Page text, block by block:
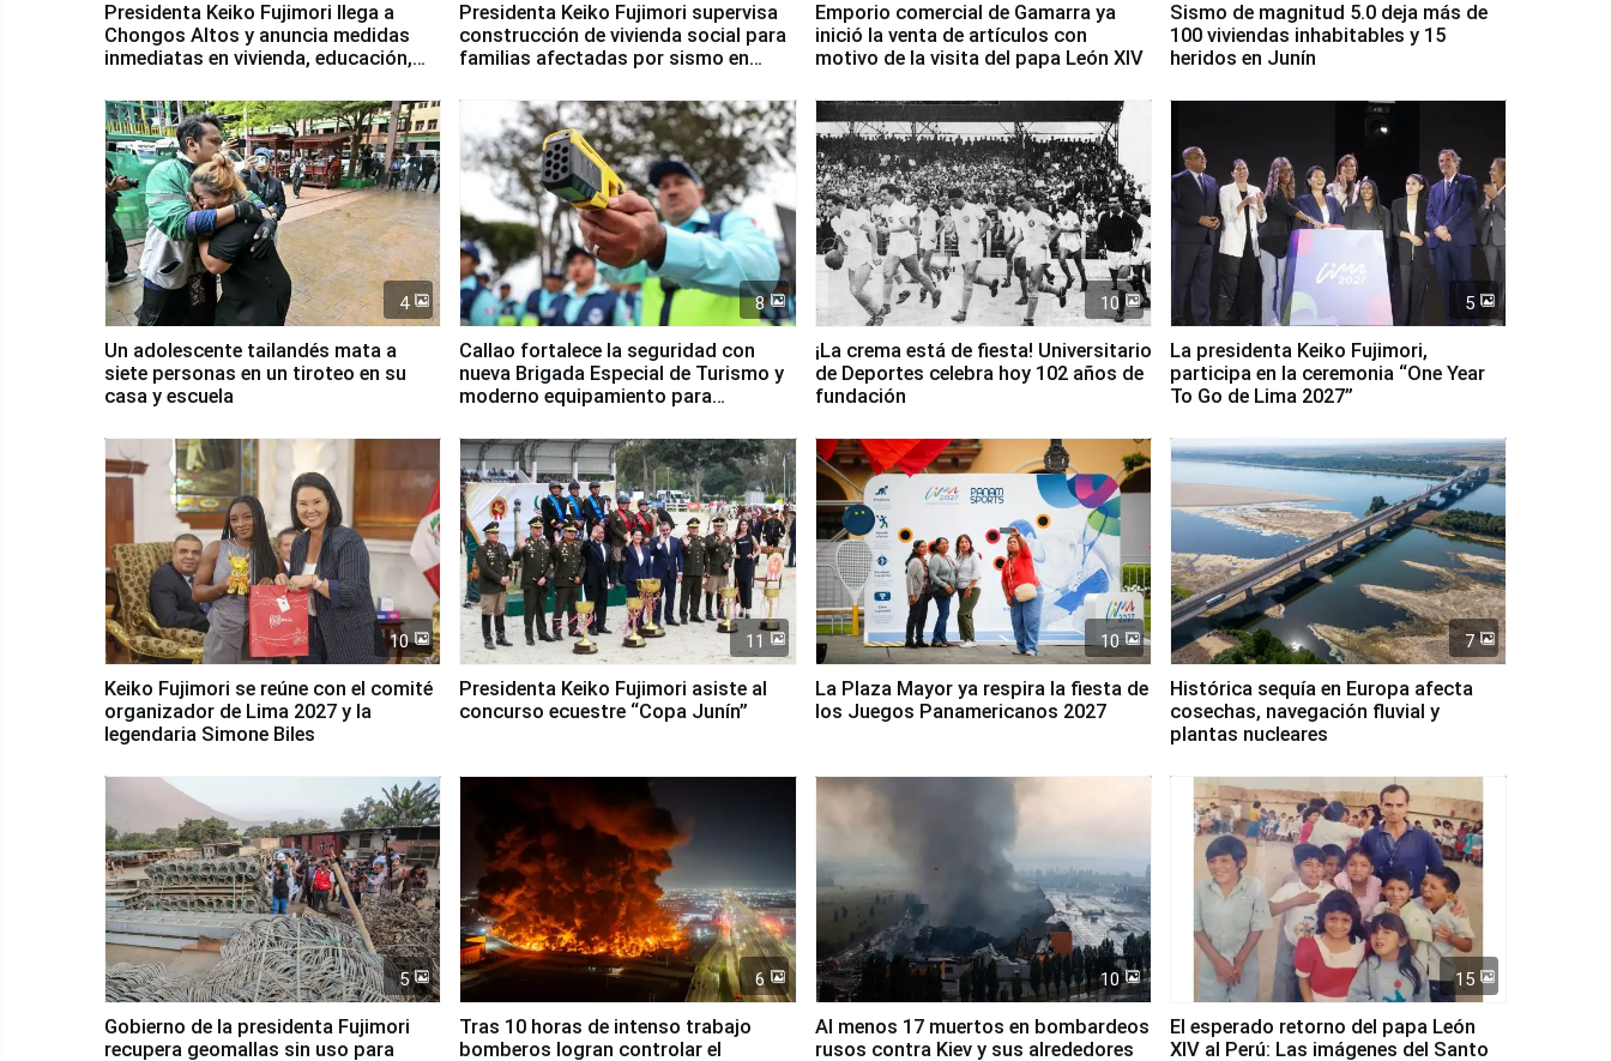
Presidenta Keiko Fujimori llega a
Chongos Altos y anuncia medidas
inmediatas en vivienda, educación,
Presidenta Keiko Fujimori supervisa
construcción de vivienda social para
familias afectadas por sismo en
Emporio comercial de Gamarra ya
inició la venta de artículos con
motivo de la visita del papa León XIV
Sismo de magnitud 5.0 deja más de
100 viviendas inhabitables y 15
heridos en Junín
4
Un adolescente tailandés mata a
siete personas en un tiroteo en su
casa y escuela
8
Callao fortalece la seguridad con
nueva Brigada Especial de Turismo y
moderno equipamiento para
10
¡La crema está de fiesta! Universitario
de Deportes celebra hoy 102 años de
fundación
5
La presidenta Keiko Fujimori,
participa en la ceremonia “One Year
To Go de Lima 2027”
10
Keiko Fujimori se reúne con el comité
organizador de Lima 2027 y la
legendaria Simone Biles
11
Presidenta Keiko Fujimori asiste al
concurso ecuestre “Copa Junín”
10
La Plaza Mayor ya respira la fiesta de
los Juegos Panamericanos 2027
7
Histórica sequía en Europa afecta
cosechas, navegación fluvial y
plantas nucleares
5
Gobierno de la presidenta Fujimori
recupera geomallas sin uso para
6
Tras 10 horas de intenso trabajo
bomberos logran controlar el
10
Al menos 17 muertos en bombardeos
rusos contra Kiev y sus alrededores
15
El esperado retorno del papa León
XIV al Perú: Las imágenes del Santo